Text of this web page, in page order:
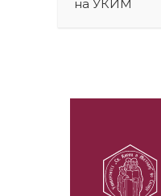
на УКИМ